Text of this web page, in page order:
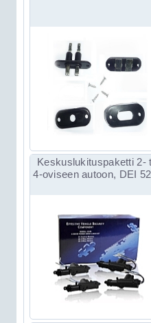
Keskuslukituspaketti 2-
4-oviseen autoon, DEI